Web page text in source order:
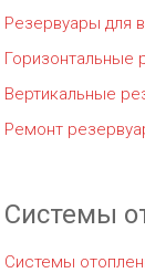
Резервуары для
Горизонтальные
Вертикальные
Ремонт
Системы
Системы